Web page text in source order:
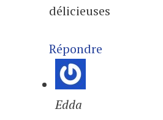
délicieuses
Répondre
Edda